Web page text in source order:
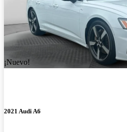
¡Nuevo!
2021 Audi A6